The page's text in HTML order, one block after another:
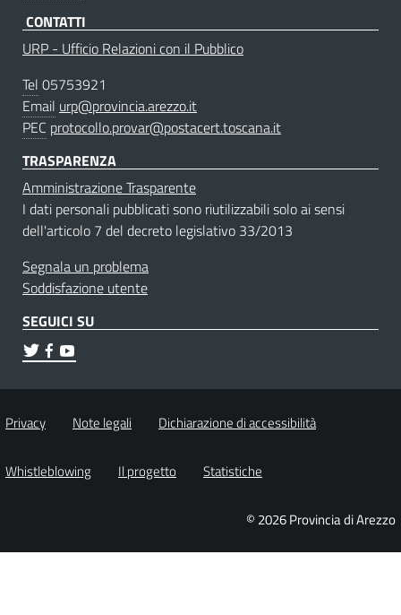
CONTATTI
URP - Ufficio Relazioni con il Pubblico
Tel 05753921
Email urp@provincia.arezzo.it
PEC protocollo.provar@postacert.toscana.it
TRASPARENZA
Amministrazione Trasparente
I dati personali pubblicati sono riutilizzabili solo ai sensi
dell'articolo 7 del decreto legislativo 33/2013
Segnala un problema
Soddisfazione utente
SEGUICI SU
Privacy Note legali Dichiarazione di accessibilità
Whistleblowing Il progetto Statistiche
© 2026 Provincia di Arezzo